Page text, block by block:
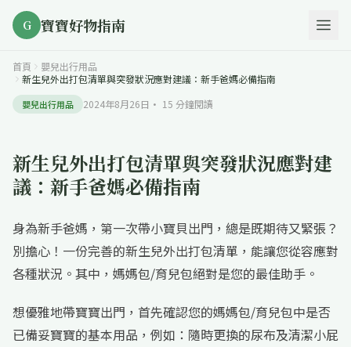
G 寶寶好物指南
首頁
嬰兒出行用品
新生兒外出打包清單與突發狀況應對建議：新手爸媽必備指南
嬰兒出行用品 2024年8月26日 · 15 分鐘閱讀
新生兒外出打包清單與突發狀況應對建
議：新手爸媽必備指南
身為新手爸媽，第一次帶小寶貝出門，總是既期待又緊張？
別擔心！一份完善的新生兒外出打包清單，能讓您從容應對
各種狀況。其中，媽媽包/育兒包絕對是您的最佳助手。
想優雅地帶寶寶出門，首先確認您的媽媽包/育兒包中是否
已備妥寶寶的基本用品，例如：隨時更換的尿布及清潔小屁